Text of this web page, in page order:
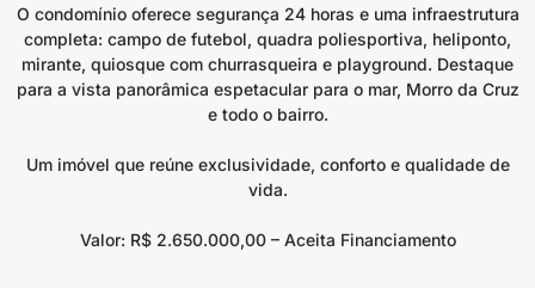
O condomínio oferece segurança 24 horas e uma infraestrutura
completa: campo de futebol, quadra poliesportiva, heliponto,
mirante, quiosque com churrasqueira e playground. Destaque
para a vista panorâmica espetacular para o mar, Morro da Cruz
e todo o bairro.
Um imóvel que reúne exclusividade, conforto e qualidade de
vida.
Valor: R$ 2.650.000,00 – Aceita Financiamento